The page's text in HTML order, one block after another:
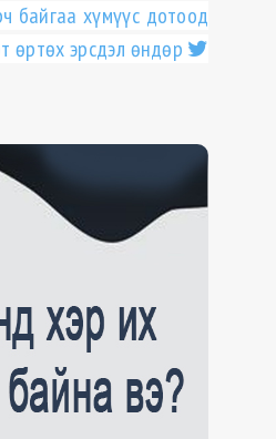
байгаа хүмүүс дотоод
өртөх эрсдэл өндөр